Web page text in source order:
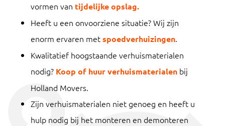
vormen van tijdelijke opslag.
Heeft u een onvoorziene situatie? Wij zijn
enorm ervaren metspoedverhuizingen.
Kwalitatief hoogstaande verhuismaterialen
nodig? Koop of huur verhuismaterialenbij
Holland Movers.
Zijn verhuismaterialen niet genoeg en heeft u
hulp nodig bij het monteren en demonteren